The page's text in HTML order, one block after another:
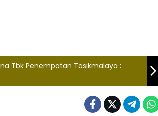
Tbk Penempatan Tasikmalaya :